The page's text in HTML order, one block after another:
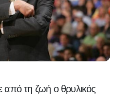
τη ζωή ο θρυλικός